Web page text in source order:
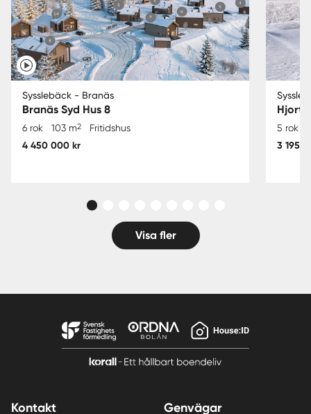
Sysslebäck - Branäs
Branäs Syd Hus 8
6 rok 103 m2 Fritidshus
4 450 000 kr
5 rok
3 195
Visa fler
Kontakt Genvägar